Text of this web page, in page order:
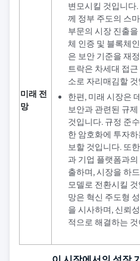
미래 전
망
변모시킬 것입니다
께 정부 주도의 스
부문의 시장 진출
체 인증 및 블록체
은 보안 기준을 재
트락은 차세대 접
소로 자리매김할
한편, 미래 시장은
보안과 관련된 규
것입니다. 규정 준
한 암호화에 투자
보할 것입니다. 또
과 기업 플랫폼과
출하며, 시장을 하
모델로 전환시킬
망은 혁신 주도형
을 시사하며, 신뢰
적으로 해결하는